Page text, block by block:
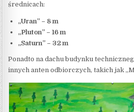
średnicach:
„Uran” – 8 m
„Pluton” – 16 m
„Saturn” – 32 m
Ponadto na dachu budynku
innych anten odbiorczych, takich jak